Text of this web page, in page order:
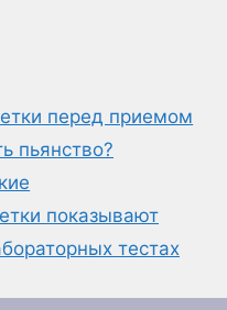
перед приемом
пьянство?
показывают
тестах